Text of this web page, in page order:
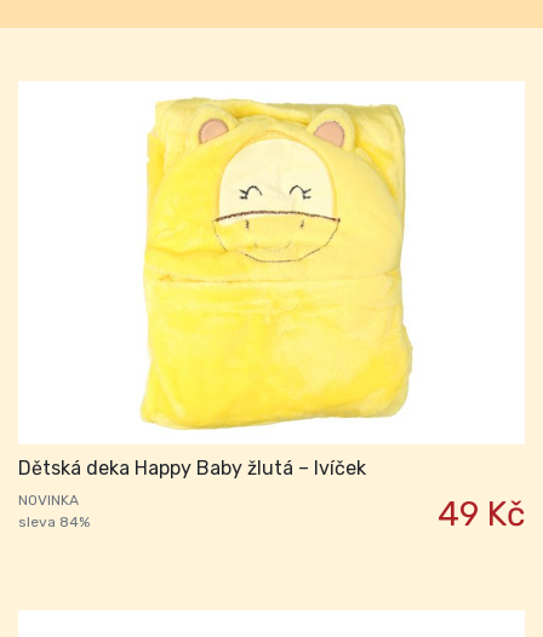
Dětská deka Happy Baby žlutá – lvíček
NOVINKA
sleva 84%
49 Kč